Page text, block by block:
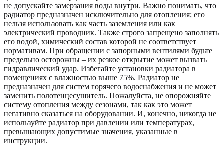
не допускайте замерзания воды внутри. Важно понимать, что
радиатор предназначен исключительно для отопления; его
нельзя использовать как часть заземления или как
электрический проводник. Также строго запрещено заполнять
его водой, химический состав которой не соответствует
нормативам. При обращении с запорными вентилями будьте
предельно осторожны – их резкое открытие может вызвать
гидравлический удар. Избегайте установки радиатора в
помещениях с влажностью выше 75%. Радиатор не
предназначен для систем горячего водоснабжения и не может
заменить полотенцесушитель. Пожалуйста, не опорожняйте
систему отопления между сезонами, так как это может
негативно сказаться на оборудовании. И, конечно, никогда не
используйте радиатор при давлении или температурах,
превышающих допустимые значения, указанные в
инструкции.